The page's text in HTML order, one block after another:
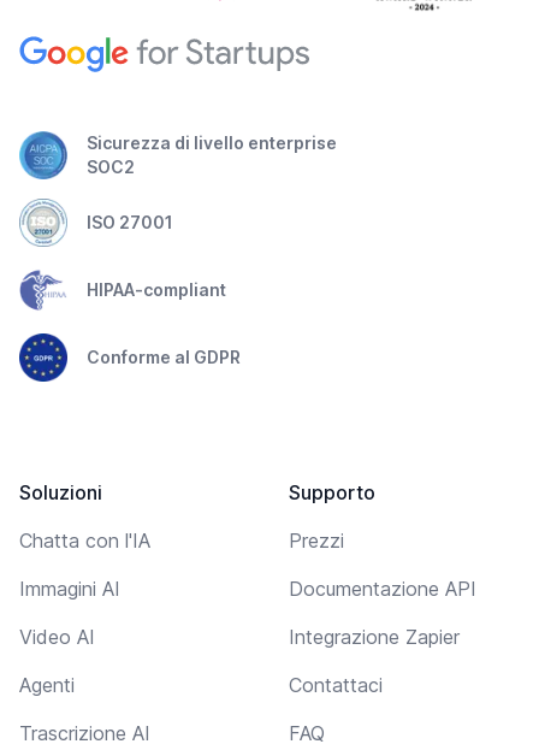
Sicurezza di livello enterprise
SOC2
ISO 27001
HIPAA-compliant
Conforme al GDPR
Soluzioni
Chatta con l'IA
Immagini AI
Video AI
Agenti
Trascrizione AI
Supporto
Prezzi
Documentazione API
Integrazione Zapier
Contattaci
FAQ